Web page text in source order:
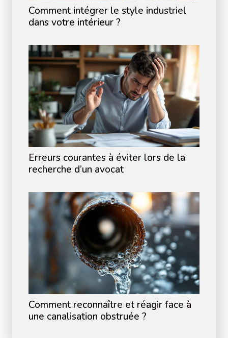
Comment intégrer le style industriel
dans votre intérieur ?
Erreurs courantes à éviter lors de la
recherche d’un avocat
Comment reconnaître et réagir face à
une canalisation obstruée ?